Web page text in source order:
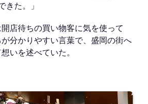
きた。」
店待ちの買い物客に気を使って
分かりやすい言葉で、盛岡の街へ
いを述べていた。